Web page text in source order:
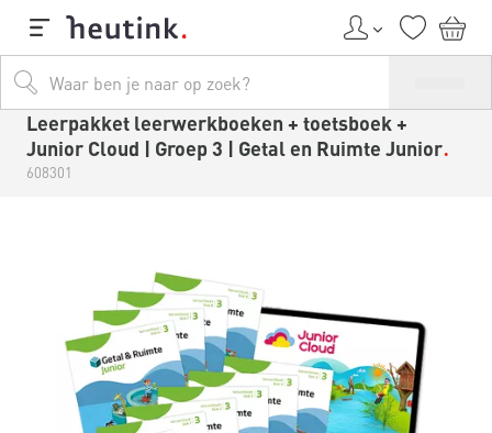
Leerpakket leerwerkboeken + toetsboek +
Junior Cloud | Groep 3 | Getal en Ruimte Junior
608301